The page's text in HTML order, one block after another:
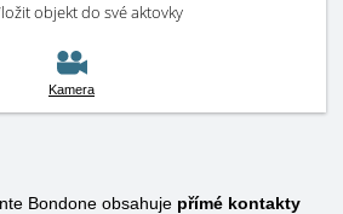
objekt do své aktovky
Kamera
Bondone obsahuje přímé kontakty